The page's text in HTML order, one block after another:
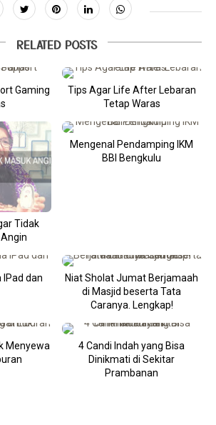
RELATED POSTS
Gaming
Tips Agar Life After Lebaran
Tetap Waras
Tidak
Mengenal Pendamping IKM
BBI Bengkulu
dan
Niat Sholat Jumat Berjamaah
di Masjid beserta Tata
Caranya. Lengkap!
Menyewa
4 Candi Indah yang Bisa
Dinikmati di Sekitar
Prambanan